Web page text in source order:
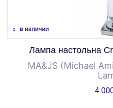
в наличии
Лампа настольна
MA&JS (Michael
4